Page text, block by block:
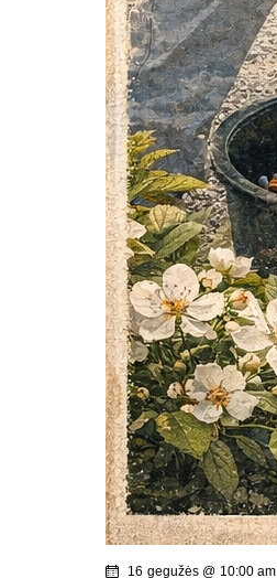
16 gegužės @ 10:00 am